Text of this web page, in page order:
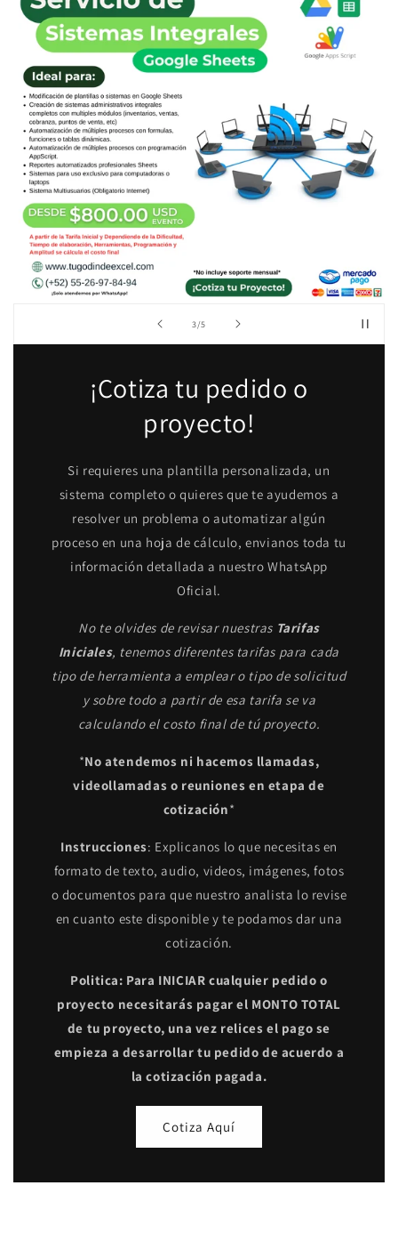
4/de
5
¡Cotiza tu pedido o
proyecto!
Si requieres una plantilla personalizada, un
sistema completo o quieres que te ayudemos a
resolver un problema o automatizar algún
proceso en una hoja de cálculo, envianos toda tu
información detallada a nuestro WhatsApp
Oficial.
No te olvides de revisar nuestras Tarifas
Iniciales, tenemos diferentes tarifas para cada
tipo de herramienta a emplear o tipo de solicitud
y sobre todo a partir de esa tarifa se va
calculando el costo final de tú proyecto.
*No atendemos ni hacemos llamadas,
videollamadas o reuniones en etapa de
cotización*
Instrucciones: Explicanos lo que necesitas en
formato de texto, audio, videos, imágenes, fotos
o documentos para que nuestro analista lo revise
en cuanto este disponible y te podamos dar una
cotización.
Politica: Para INICIAR cualquier pedido o
proyecto necesitarás pagar el MONTO TOTAL
de tu proyecto, una vez relices el pago se
empieza a desarrollar tu pedido de acuerdo a
la cotización pagada.
Cotiza Aquí